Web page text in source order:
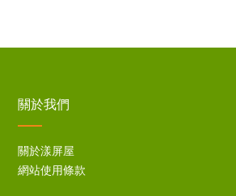
關於我們
關於漾屏屋
網站使用條款